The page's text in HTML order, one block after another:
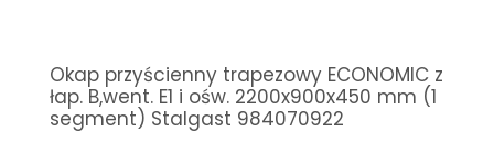
Okap przyścienny trapezowy ECONOMIC z
łap. B,went. E1 i ośw. 2200x900x450 mm (1
segment) Stalgast 984070922